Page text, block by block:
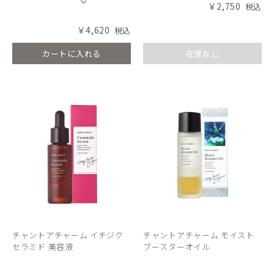
￥4,620
カートに入れる
￥2,750
在庫なし
チャントアチャーム イチジク
セラミド 美容液
チャントアチャーム モイスト
ブースターオイル